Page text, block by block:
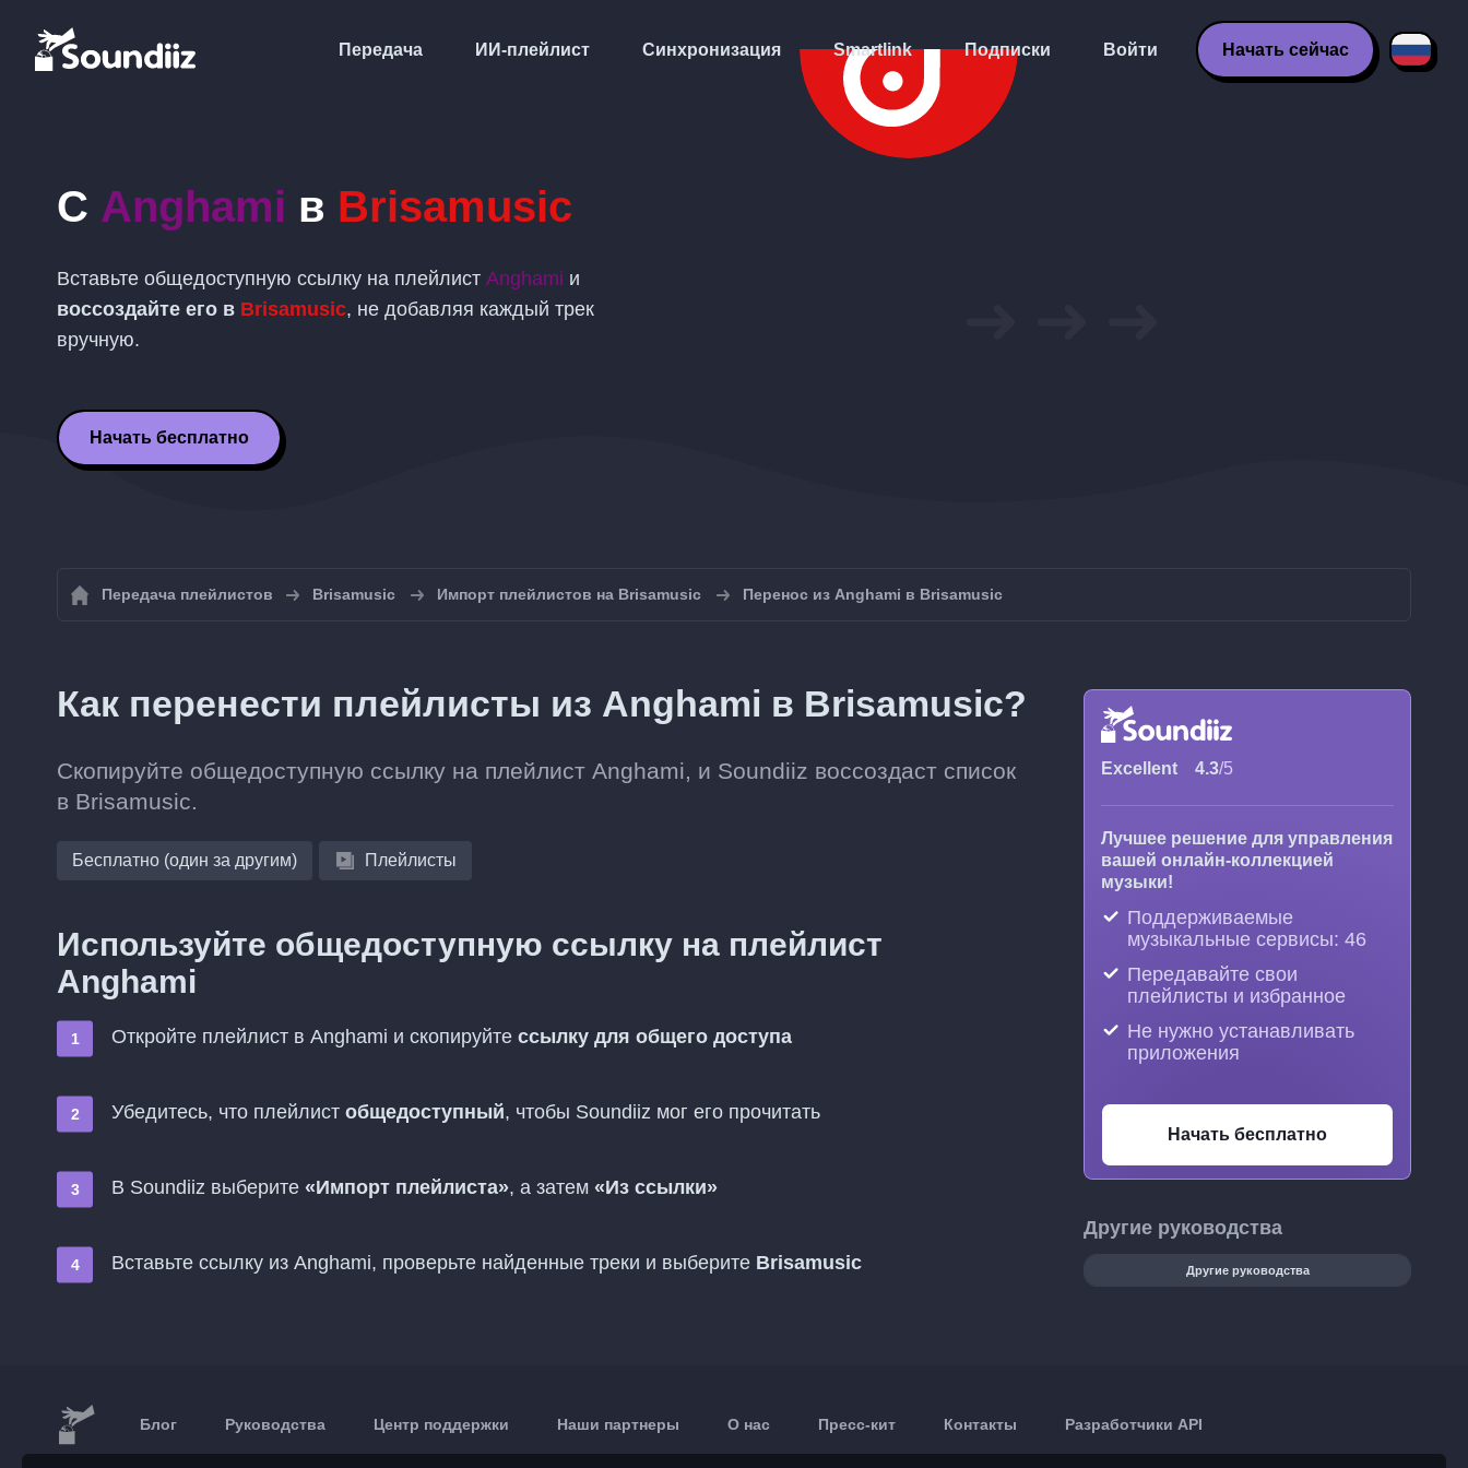
Передача ИИ-плейлист Синхронизация Smartlink Подписки Войти Начать сейчас
С Anghami в Brisamusic
Вставьте общедоступную ссылку на плейлист Anghami и
воссоздайте его в Brisamusic, не добавляя каждый трек
вручную.
Начать бесплатно
Передача плейлистов Brisamusic Импорт плейлистов на Brisamusic Перенос из Anghami в Brisamusic
Как перенести плейлисты из Anghami в Brisamusic?
Скопируйте общедоступную ссылку на плейлист Anghami, и Soundiiz воссоздаст список
в Brisamusic.
Бесплатно (один за другим) Плейлисты
Используйте общедоступную ссылку на плейлист
Anghami
Откройте плейлист в Anghami и скопируйте ссылку для общего доступа
Убедитесь, что плейлист общедоступный, чтобы Soundiiz мог его прочитать
В Soundiiz выберите «Импорт плейлиста», а затем «Из ссылки»
Вставьте ссылку из Anghami, проверьте найденные треки и выберите Brisamusic
Excellent 4.3/5
Лучшее решение для управления
вашей онлайн-коллекцией
музыки!
Поддерживаемые
музыкальные сервисы: 46
Передавайте свои
плейлисты и избранное
Не нужно устанавливать
приложения
Начать бесплатно
Другие руководства
Другие руководства
Блог Руководства Центр поддержки Наши партнеры О нас Пресс-кит Контакты Разработчики API